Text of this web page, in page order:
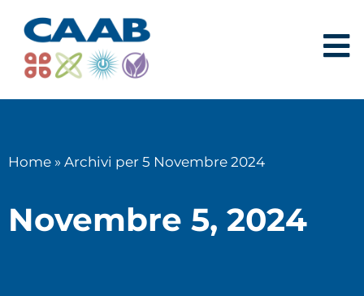
Home » Archivi per 5 Novembre 2024
Novembre 5, 2024